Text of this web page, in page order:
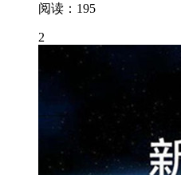
阅读：195
2